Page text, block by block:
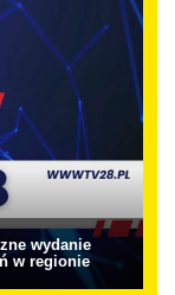
wydanie
w regionie